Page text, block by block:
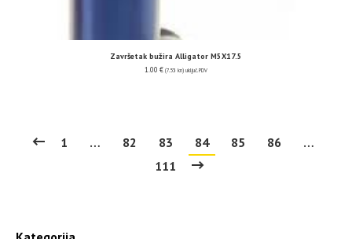
Završetak bužira Alligator M5X17.5
1.00 € (7.53 kn) uključ. PDV
1 … 82 83 84 85 86
…
111